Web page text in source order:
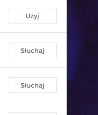
Użyj
Słuchaj
Słuchaj